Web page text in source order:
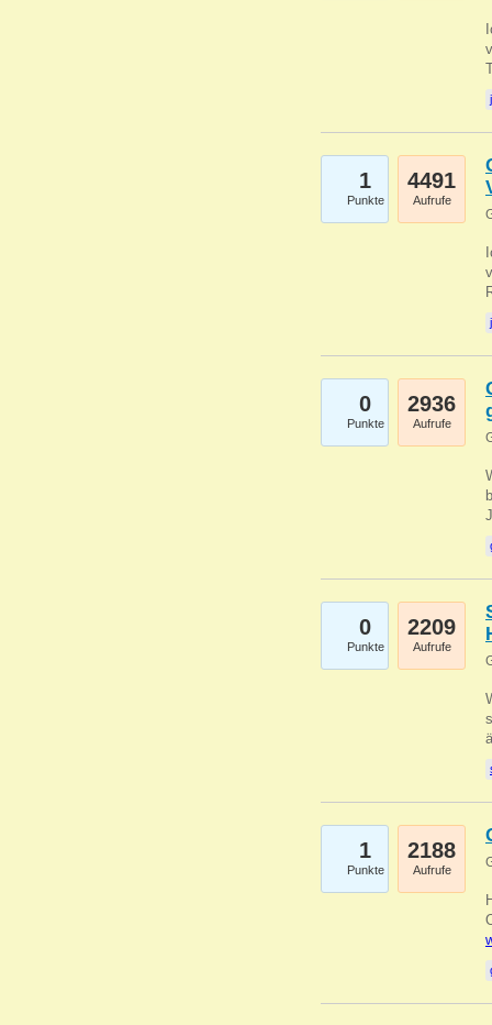
1
Punkte
4491
Aufrufe
0
Punkte
2936
Aufrufe
0
Punkte
2209
Aufrufe
1
Punkte
2188
Aufrufe